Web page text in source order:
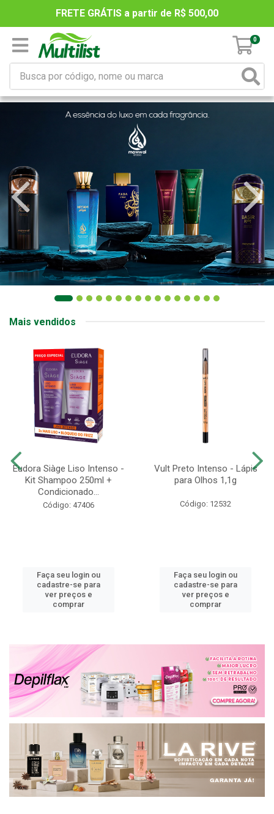
FRETE GRÁTIS a partir de R$ 500,00
0
Mais vendidos
Eudora Siàge Liso Intenso -
Kit Shampoo 250ml +
Condicionado...
Código: 47406
Faça seu login ou
cadastre-se para
ver preços e
comprar
Vult Preto Intenso - Lápis
para Olhos 1,1g
Código: 12532
Faça seu login ou
cadastre-se para
ver preços e
comprar